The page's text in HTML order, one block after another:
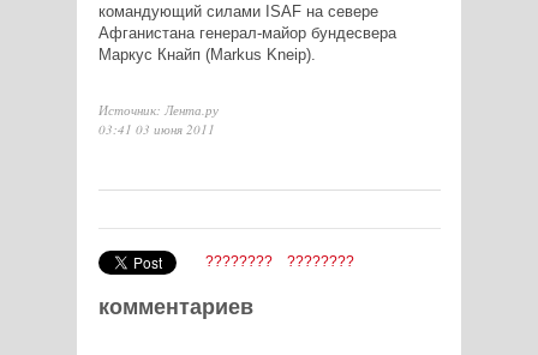
командующий силами ISAF на севере
Афганистана генерал-майор бундесвера
Маркус Кнайп (Markus Kneip).
Источник: Лента.ру
03:41 03 июня 2011
???????? ????????
комментариев